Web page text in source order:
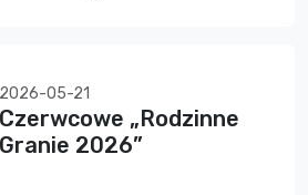
2026-05-21
Czerwcowe „Rodzinne
Granie 2026”